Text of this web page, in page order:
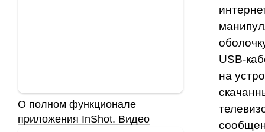
USB-
на
О полном функционале
приложения InShot. Видео